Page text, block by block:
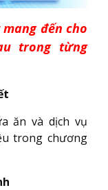
đến cho
trong từng
ăn và dịch vụ
trong chương